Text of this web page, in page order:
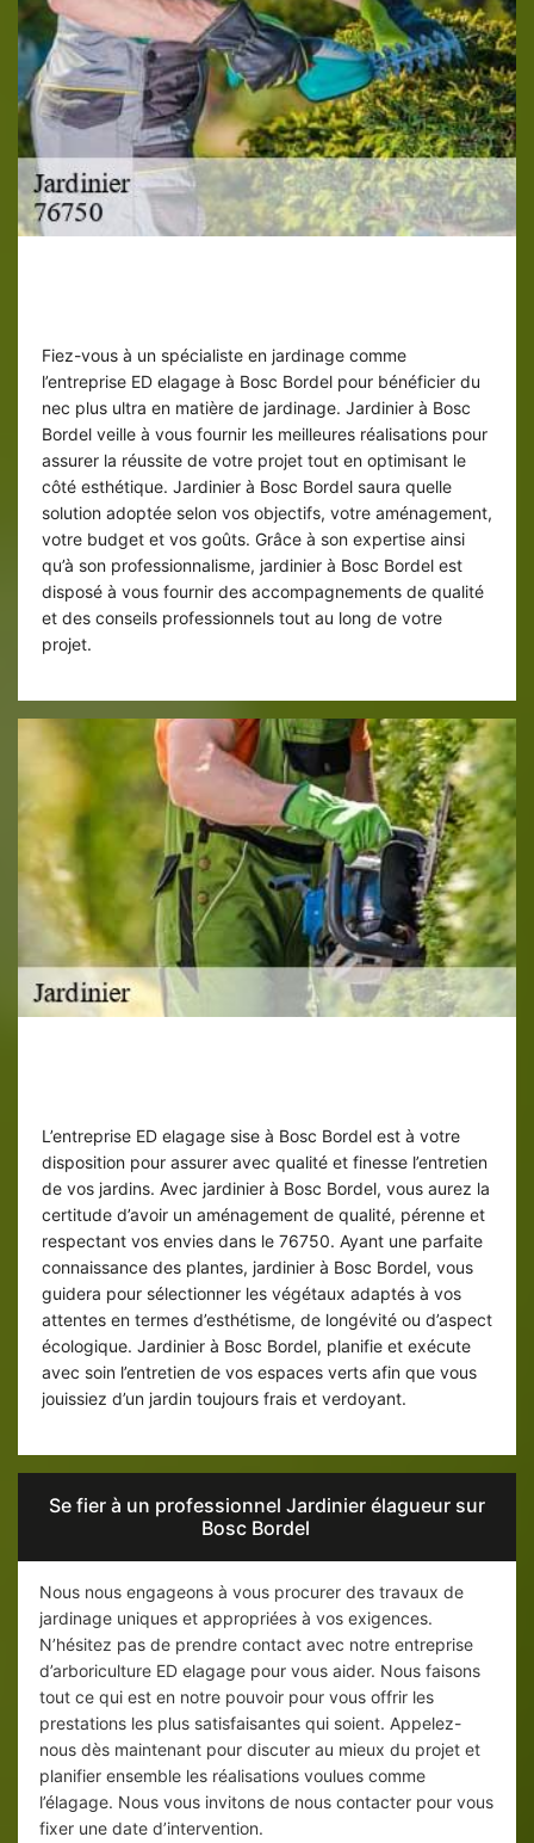
Fiez-vous à un spécialiste en jardinage comme
l’entreprise ED elagage à Bosc Bordel pour bénéficier du
nec plus ultra en matière de jardinage. Jardinier à Bosc
Bordel veille à vous fournir les meilleures réalisations pour
assurer la réussite de votre projet tout en optimisant le
côté esthétique. Jardinier à Bosc Bordel saura quelle
solution adoptée selon vos objectifs, votre aménagement,
votre budget et vos goûts. Grâce à son expertise ainsi
qu’à son professionnalisme, jardinier à Bosc Bordel est
disposé à vous fournir des accompagnements de qualité
et des conseils professionnels tout au long de votre
projet.
L’entreprise ED elagage sise à Bosc Bordel est à votre
disposition pour assurer avec qualité et finesse l’entretien
de vos jardins. Avec jardinier à Bosc Bordel, vous aurez la
certitude d’avoir un aménagement de qualité, pérenne et
respectant vos envies dans le 76750. Ayant une parfaite
connaissance des plantes, jardinier à Bosc Bordel, vous
guidera pour sélectionner les végétaux adaptés à vos
attentes en termes d’esthétisme, de longévité ou d’aspect
écologique. Jardinier à Bosc Bordel, planifie et exécute
avec soin l’entretien de vos espaces verts afin que vous
jouissiez d’un jardin toujours frais et verdoyant.
Se fier à un professionnel Jardinier élagueur sur
Bosc Bordel
Nous nous engageons à vous procurer des travaux de
jardinage uniques et appropriées à vos exigences.
N’hésitez pas de prendre contact avec notre entreprise
d’arboriculture ED elagage pour vous aider. Nous faisons
tout ce qui est en notre pouvoir pour vous offrir les
prestations les plus satisfaisantes qui soient. Appelez-
nous dès maintenant pour discuter au mieux du projet et
planifier ensemble les réalisations voulues comme
l’élagage. Nous vous invitons de nous contacter pour vous
fixer une date d’intervention.